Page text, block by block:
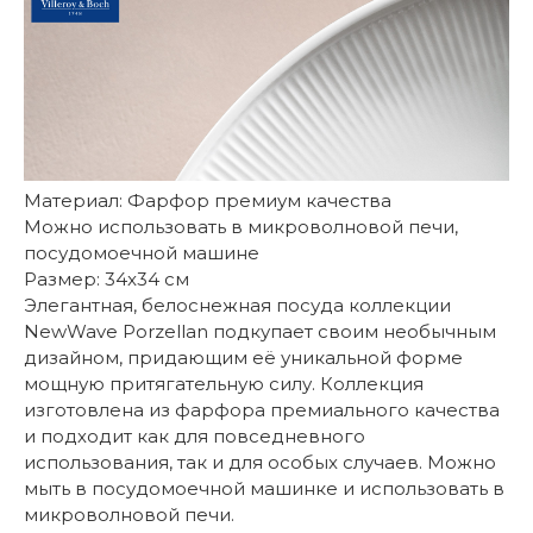
Материал: Фарфор премиум качества
Можно использовать в микроволновой печи,
посудомоечной машине
Размер: 34x34 см
Элегантная, белоснежная посуда коллекции
NewWave Porzellan подкупает своим необычным
дизайном, придающим её уникальной форме
мощную притягательную силу. Коллекция
изготовлена из фарфора премиального качества
и подходит как для повседневного
использования, так и для особых случаев. Можно
мыть в посудомоечной машинке и использовать в
микроволновой печи.